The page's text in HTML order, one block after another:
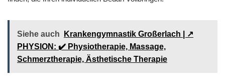
Siehe auch
Krankengymnastik Großerlach | ↗️
PHYSION: ✔️ Physiotherapie, Massage,
Schmerztherapie, Ästhetische Therapie